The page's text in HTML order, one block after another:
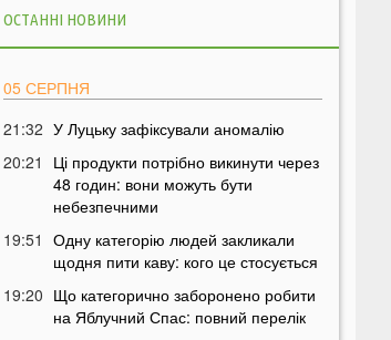
ОСТАННІ НОВИНИ
05 СЕРПНЯ
21:32 У Луцьку зафіксували аномалію
20:21
Ці продукти потрібно викинути через
48 годин: вони можуть бути
небезпечними
19:51
Одну категорію людей закликали
щодня пити каву: кого це стосується
19:20 Що категорично заборонено робити
на Яблучний Спас: повний перелік